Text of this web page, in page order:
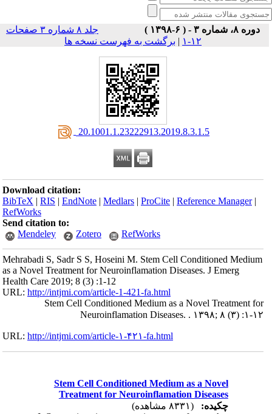
دوره ۸، شماره ۳ - ( ۶-۱۳۹۸ )
جلد ۸ شماره ۳ صفحات
۱۲-۱
| برگشت به فهرست نسخه ها
‎ 20.1001.1.23222913.2019.8.3.1.5
Download citation:
BibTeX |RIS |EndNote |Medlars |ProCite |Reference Manager
RefWorks
Send citation to:
Mendeley
Zotero RefWorks
Mehrabadi S, Sadr S S, Hoseini M. Stem Cell Conditioned Medium
as a Novel Treatment for Neuroinflamation Diseases. J Emerg
Health Care 2019; 8 (3) :1-12
URL:http://intjmi.com/article-1-421-fa.html
Stem Cell Conditioned Medium as a Novel Treatment for
Neuroinflamation Diseases. . ۱۳۹۸; ۸ (۳) :۱-۱۲
URL:http://intjmi.com/article-۱-۴۲۱-fa.html
Stem Cell Conditioned Medium as a Novel
Treatment for Neuroinflamation Diseases
چکیده: